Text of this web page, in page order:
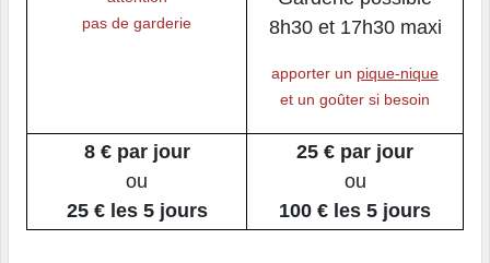
pas de garderie
8h30 et 17h30 maxi
apporter un pique-nique
et un goûter si besoin
8 € par jour
ou
25 € les 5 jours
25 € par jour
ou
100 € les 5 jours